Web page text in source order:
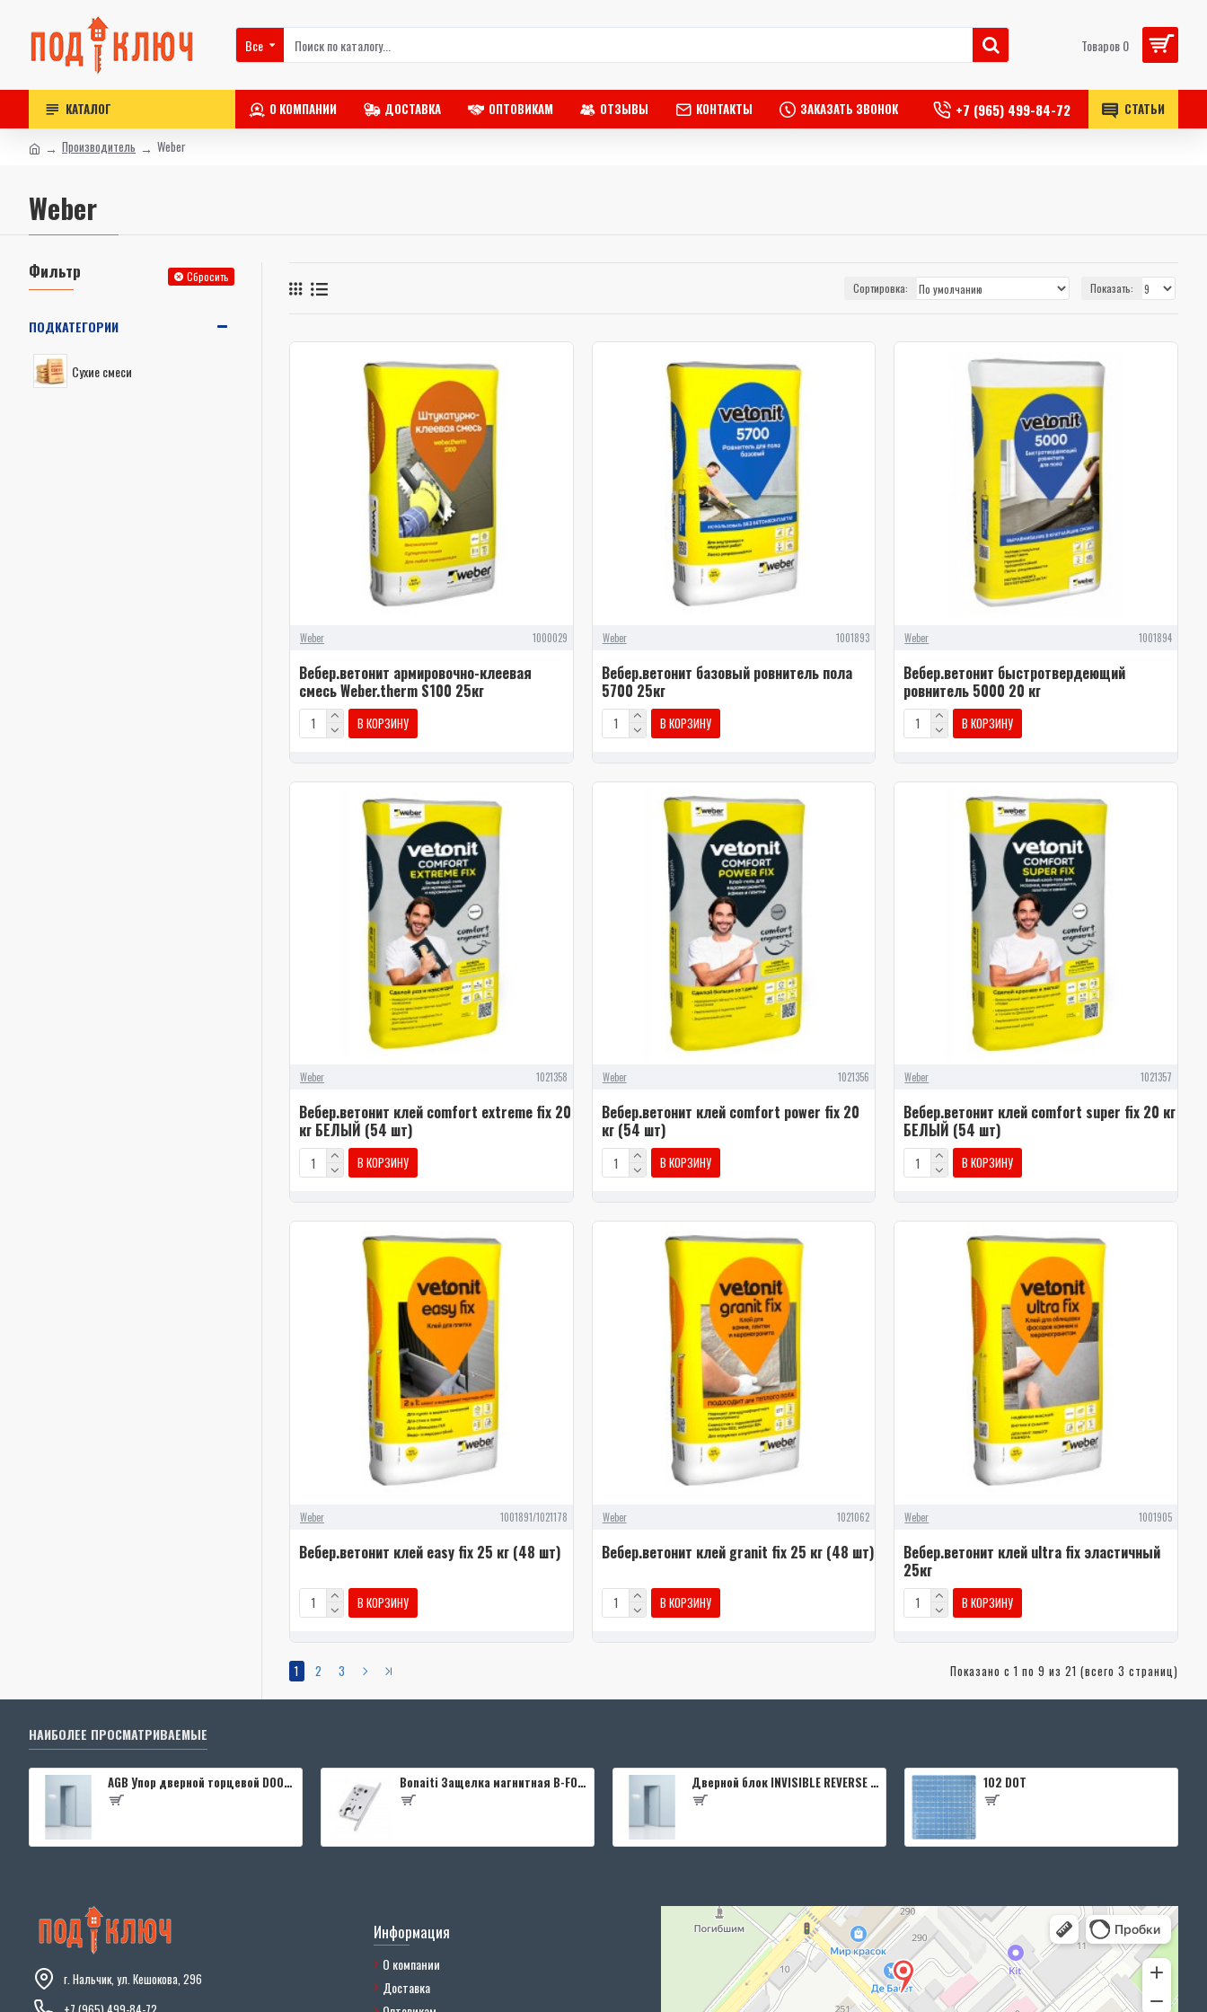
Все Товаров 0
КАТАЛОГ О КОМПАНИИ ДОСТАВКА ОПТОВИКАМ ОТЗЫВЫ КОНТАКТЫ ЗАКАЗАТЬ ЗВОНОК +7 (965) 499-84-72 СТАТЬИ
Производитель Weber
Weber
Фильтр Сбросить
ПОДКАТЕГОРИИ
Сухие смеси
Сортировка: Показать:
Weber 1000029
Вебер.ветонит армировочно-клеевая
смесь Weber.therm S100 25кг
В КОРЗИНУ
Weber 1001893
Вебер.ветонит базовый ровнитель пола
5700 25кг
В КОРЗИНУ
Weber 1001894
Вебер.ветонит быстротвердеющий
ровнитель 5000 20 кг
В КОРЗИНУ
Weber 1021358
Вебер.ветонит клей comfort extreme fix 20
кг БЕЛЫЙ (54 шт)
В КОРЗИНУ
Weber 1021356
Вебер.ветонит клей comfort power fix 20
кг (54 шт)
В КОРЗИНУ
Weber 1021357
Вебер.ветонит клей comfort super fix 20 кг
БЕЛЫЙ (54 шт)
В КОРЗИНУ
Weber 1001891/1021178
Вебер.ветонит клей easy fix 25 кг (48 шт)
В КОРЗИНУ
Weber 1021062
Вебер.ветонит клей granit fix 25 кг (48 шт)
В КОРЗИНУ
Weber 1001905
Вебер.ветонит клей ultra fix эластичный
25кг
В КОРЗИНУ
1 2 3 Показано с 1 по 9 из 21 (всего 3 страниц)
НАИБОЛЕЕ ПРОСМАТРИВАЕМЫЕ
AGB Упор дверной торцевой D003201593 (черный) Bonaiti Защелка магнитная B-FOURTY MATT CROME под цилиндр с отв.планкой 190 мм, матовый хром Дверной блок INVISIBLE REVERSE 0Z 2000*600 (190) L кромка 4 стор. Black Edition (2 петли) Eclipse 102 DOT
г. Нальчик, ул. Кешокова, 296
Информация
О компании
Доставка